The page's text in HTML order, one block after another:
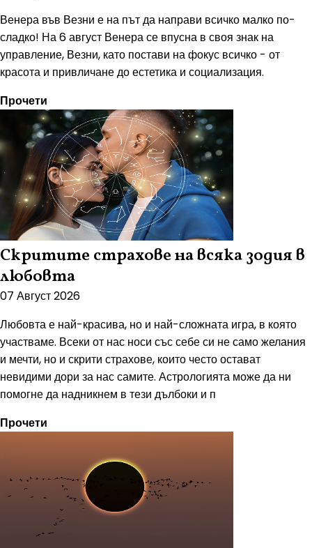
Венера във Везни е на път да направи всичко малко по-
сладко! На 6 август Венера се впусна в своя знак на
управление, Везни, като постави на фокус всичко - от
красота и привличане до естетика и социализация.
Прочети
Скритите страхове на всяка зодия в
любовта
07 Август 2026
Любовта е най-красива, но и най-сложната игра, в която
участваме. Всеки от нас носи със себе си не само желания
и мечти, но и скрити страхове, които често остават
невидими дори за нас самите. Астрологията може да ни
помогне да надникнем в тези дълбоки и п
Прочети